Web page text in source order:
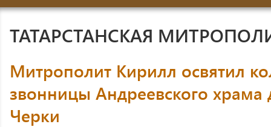
ТАТАРСТАНСКАЯ
Митрополит Кирилл освятил
звонницы Андреевского храма
Черки